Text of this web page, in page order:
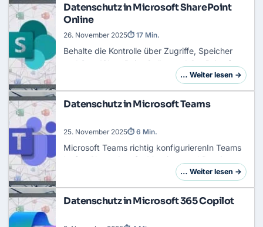
Datenschutz in Microsoft SharePoint
Online
Behalte die Kontrolle über Zugriffe, Speicher
und Sync! SharePoint Online und OneDrive for
sind zentrale Bausteine für die
sind vi…
26. November 2025⏱ 17 Min.
… Weiter lesen →
Datenschutz in Microsoft Teams
Microsoft Teams richtig konfigurierenIn Teams
laufen Chats, Anrufe, Meetings und Dateien
musst. Ob das gelingt, h…
25. November 2025⏱ 6 Min.
… Weiter lesen →
Datenschutz in Microsoft 365 Copilot